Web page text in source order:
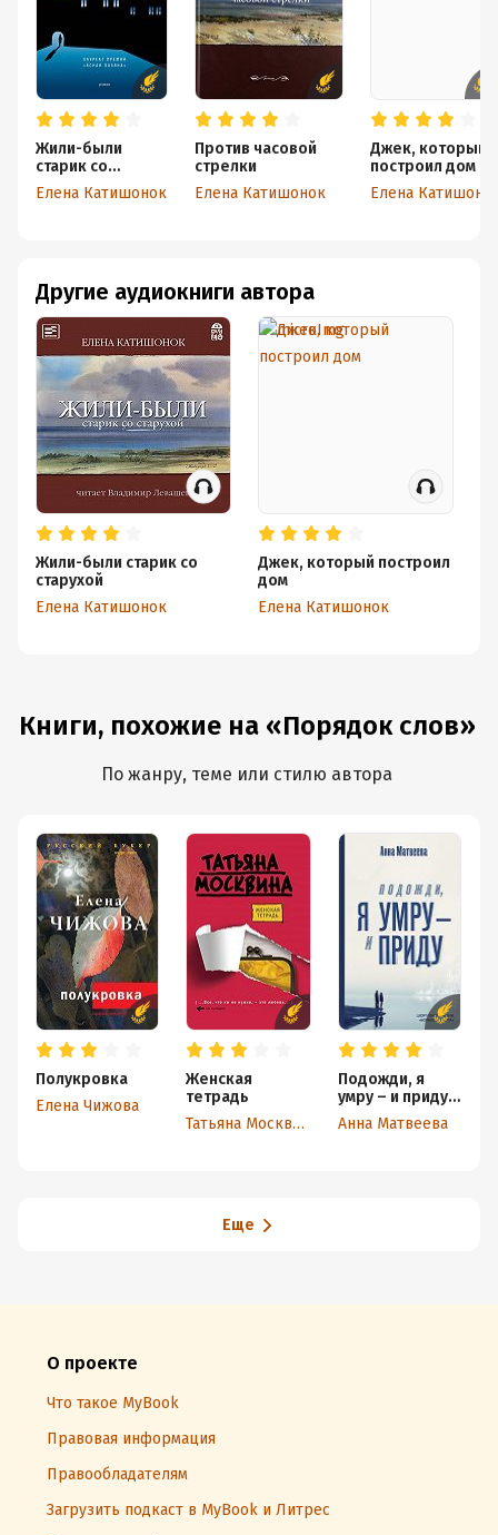
основная тема сборника. Я не берусь судить о подборе
рифм или ритме стихотворений. (Он, к слову, разный,
лишь "белых" стихов нет.) Но семейные саги автора
мне понравились гораздо больше.
Жили-были
старик со
старухой
Елена Катишонок
Против часовой
стрелки
Елена Катишонок
Джек, который
построил дом
Елена
Другие аудиокниги автора
Жили-были старик со
старухой
Елена Катишонок
Джек, который построил
дом
Елена Катишонок
Книги, похожие на «Порядок слов»
По жанру, теме или стилю автора
Полукровка
Елена Чижова
Женская
тетрадь
Татьяна Москвина
Подожди, я
умру – и приду
(сборник)
Анна Матвеева
Еще
О проекте
Что такое MyBook
Правовая информация
Правообладателям
Загрузить подкаст в MyBook и Литрес